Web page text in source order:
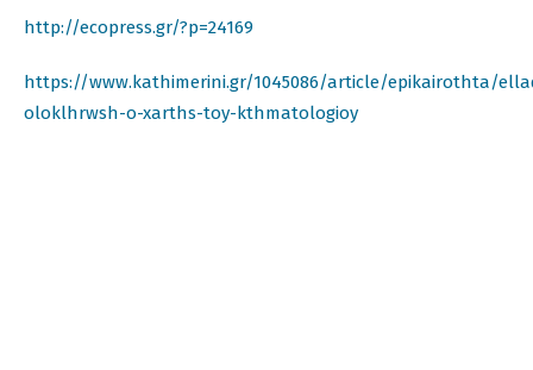
http://ecopress.gr/?p=24169
https://www.kathimerini.gr/1045086/article/epikairothta/
oloklhrwsh-o-xarths-toy-kthmatologioy